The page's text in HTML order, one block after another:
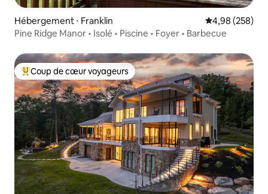
Hébergement ⋅ Franklin Évaluation
4,98 (258)
Pine Ridge Manor • Isolé • Piscine • Foyer • Barbecue
Coups de cœur voyageurs les plus appréciés
Coup de cœur voyageurs